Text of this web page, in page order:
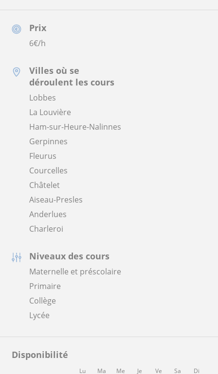
Prix
6€/h
Villes où se
déroulent les cours
Lobbes
La Louvière
Ham-sur-Heure-Nalinnes
Gerpinnes
Fleurus
Courcelles
Châtelet
Aiseau-Presles
Anderlues
Charleroi
Niveaux des cours
Maternelle et préscolaire
Primaire
Collège
Lycée
Disponibilité
Lu Ma Me Je Ve Sa Di